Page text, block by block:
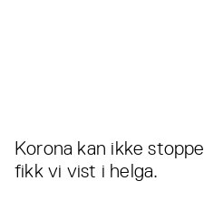
Korona kan ikke
fikk vi vist i helga.